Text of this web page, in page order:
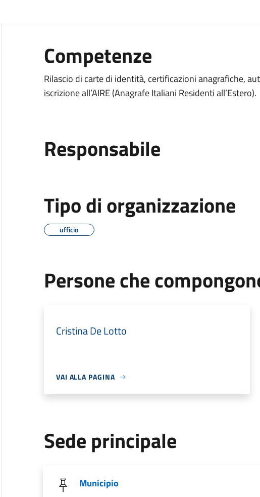
Competenze
Rilascio di carte di identità, certificazioni anagrafiche,
iscrizione all’AIRE (Anagrafe Italiani Residenti all’Estero).
Responsabile
Tipo di organizzazione
ufficio
Persone che
Cristina De Lotto
VAI ALLA PAGINA
Sede principale
Municipio